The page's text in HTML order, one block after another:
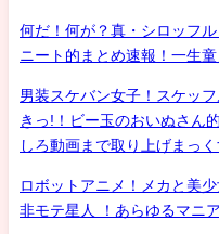
何だ！何が？真・シロッ
ニート的まとめ速報！一生童
男装スケバン女子！スケッ
きっ!！ビー玉のおいぬさん
しろ動画まで取り上げまっく
ロボットアニメ！メカと美
非モテ星人 ！あらゆるマニ